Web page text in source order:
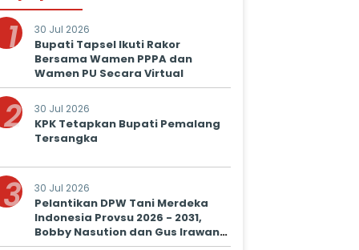
1 30 Jul 2026
Bupati Tapsel Ikuti Rakor
Bersama Wamen PPPA dan
Wamen PU Secara Virtual
2 30 Jul 2026
KPK Tetapkan Bupati Pemalang
Tersangka
3 30 Jul 2026
Pelantikan DPW Tani Merdeka
Indonesia Provsu 2026 - 2031,
Bobby Nasution dan Gus Irawan
Serukan Kolaborasi Wujudkan